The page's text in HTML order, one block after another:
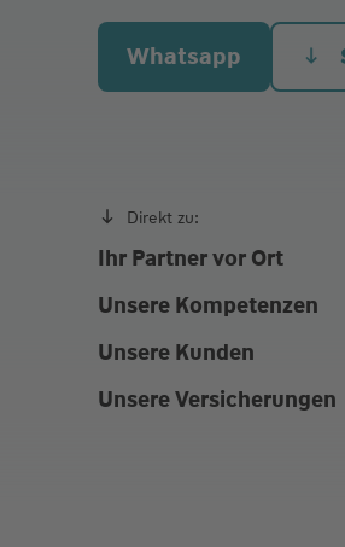
Mi.
Do.
Whatsapp
Direkt zu:
Ihr Partner vor Ort
Unsere Kompetenzen
Unsere Kunden
Unsere Versicherungen